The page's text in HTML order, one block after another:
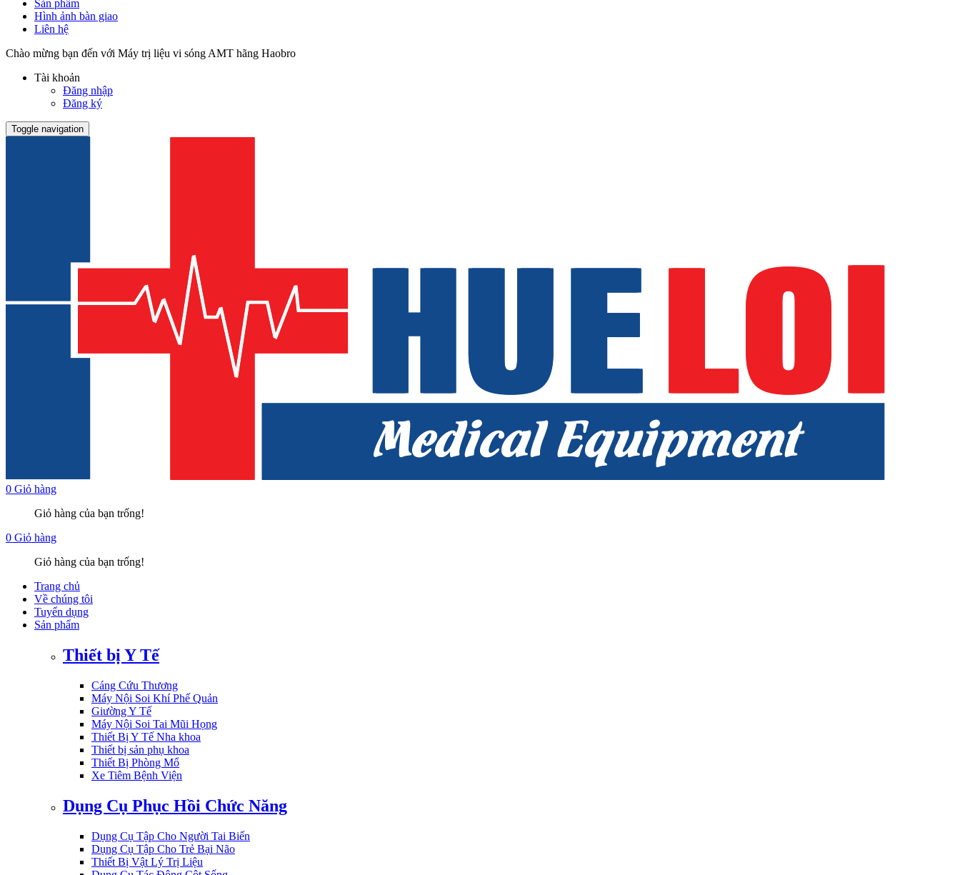
Sản phẩm
Hình ảnh bàn giao
Liên hệ
Chào mừng bạn đến với Máy trị liệu vi sóng AMT hãng Haobro
Tài khoản
Đăng nhập
Đăng ký
Toggle navigation
0 Giỏ hàng
Giỏ hàng của bạn trống!
0 Giỏ hàng
Giỏ hàng của bạn trống!
Trang chủ
Về chúng tôi
Tuyển dụng
Sản phẩm
Thiết bị Y Tế
Cáng Cứu Thương
Máy Nội Soi Khí Phế Quản
Giường Y Tế
Máy Nội Soi Tai Mũi Họng
Thiết Bị Y Tế Nha khoa
Thiết bị sản phụ khoa
Thiết Bị Phòng Mổ
Xe Tiêm Bệnh Viện
Dụng Cụ Phục Hồi Chức Năng
Dụng Cụ Tập Cho Người Tai Biến
Dụng Cụ Tập Cho Trẻ Bại Não
Thiết Bị Vật Lý Trị Liệu